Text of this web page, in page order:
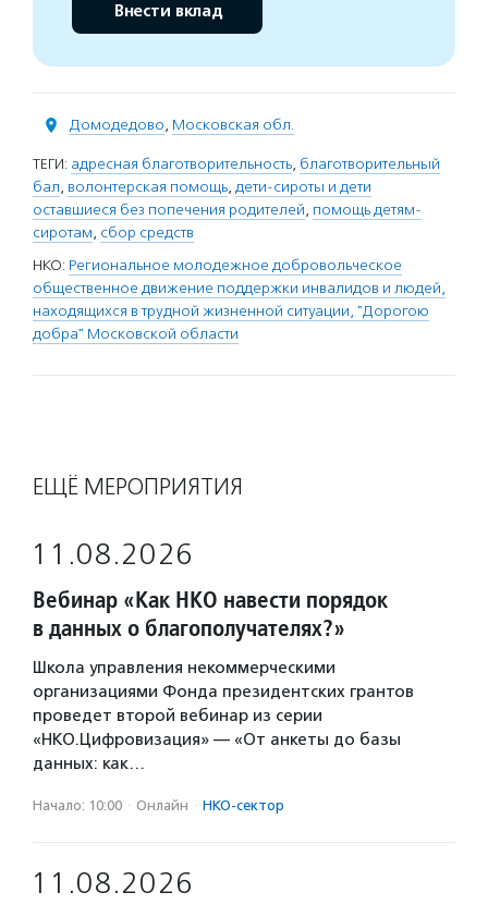
Внести вклад
Домодедово, Московская обл.
ТЕГИ: адресная благотворительность, благотворительный
бал, волонтерская помощь, дети-сироты и дети
оставшиеся без попечения родителей, помощь детям-
сиротам, сбор средств
НКО: Региональное молодежное добровольческое
общественное движение поддержки инвалидов и людей,
находящихся в трудной жизненной ситуации, "Дорогою
добра" Московской области
ЕЩЁ МЕРОПРИЯТИЯ
11.08.2026
Вебинар «Как НКО навести порядок
в данных о благополучателях?»
Школа управления некоммерческими
организациями Фонда президентских грантов
проведет второй вебинар из серии
«НКО.Цифровизация» — «От анкеты до базы
данных: как…
Начало: 10:00 · Онлайн · НКО-сектор
11.08.2026